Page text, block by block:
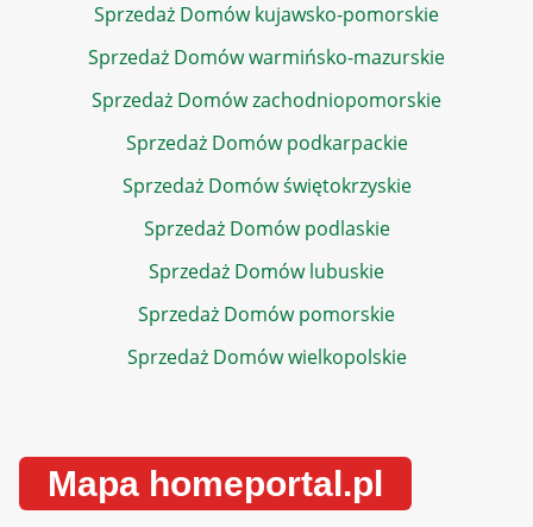
Sprzedaż Domów kujawsko-pomorskie
Sprzedaż Domów warmińsko-mazurskie
Sprzedaż Domów zachodniopomorskie
Sprzedaż Domów podkarpackie
Sprzedaż Domów świętokrzyskie
Sprzedaż Domów podlaskie
Sprzedaż Domów lubuskie
Sprzedaż Domów pomorskie
Sprzedaż Domów wielkopolskie
Mapa homeportal.pl